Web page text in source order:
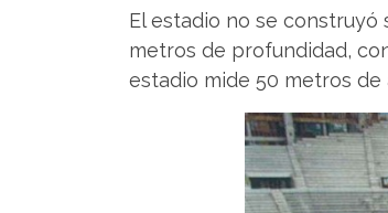
El estadio no se
metros de profundidad,
estadio mide 50 metros